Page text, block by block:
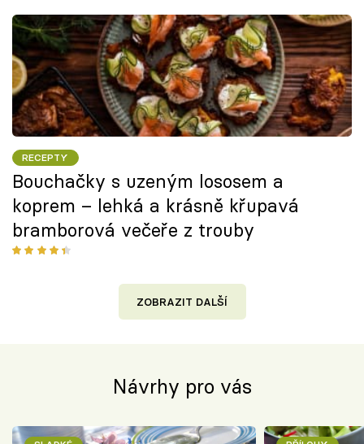
RECEPTY
Bouchačky s uzeným lososem a
koprem – lehká a krásně křupavá
bramborová večeře z trouby
ZOBRAZIT DALŠÍ
Návrhy pro vás